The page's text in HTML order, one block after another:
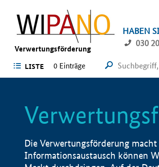
Verwertungsförderung
HABEN
030
LISTE 0 Einträge
Die Verwertungsförderung
Informationsaustausch können